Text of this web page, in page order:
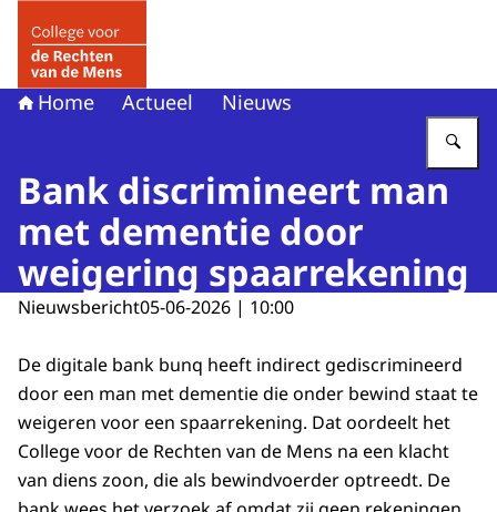
Home Actueel Nieuws
Bank discrimineert man
met dementie door
weigering spaarrekening
Nieuwsbericht05-06-2026 | 10:00
De digitale bank bunq heeft indirect gediscrimineerd
door een man met dementie die onder bewind staat te
weigeren voor een spaarrekening. Dat oordeelt het
College voor de Rechten van de Mens na een klacht
van diens zoon, die als bewindvoerder optreedt. De